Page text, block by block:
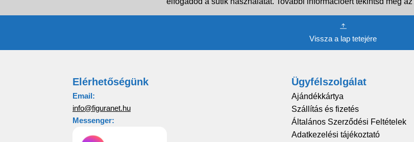
Vissza a lap tetejére
Elérhetőségünk
Email:
info@figuranet.hu
Messenger:
Ügyfélszolgálat
Ajándékkártya
Szállítás és fizetés
Általános Szerződési Feltételek
Adatkezelési tájékoztató